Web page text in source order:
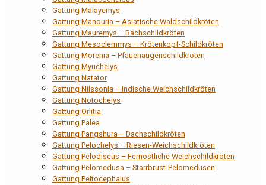
Gattung Malayemys
Gattung Manouria – Asiatische Waldschildkröten
Gattung Mauremys – Bachschildkröten
Gattung Mesoclemmys – Krötenkopf-Schildkröten
Gattung Morenia – Pfauenaugenschildkröten
Gattung Myuchelys
Gattung Natator
Gattung Nilssonia – Indische Weichschildkröten
Gattung Notochelys
Gattung Orlitia
Gattung Palea
Gattung Pangshura – Dachschildkröten
Gattung Pelochelys – Riesen-Weichschildkröten
Gattung Pelodiscus – Fernöstliche Weichschildkröten
Gattung Pelomedusa – Starrbrust-Pelomedusen
Gattung Peltocephalus